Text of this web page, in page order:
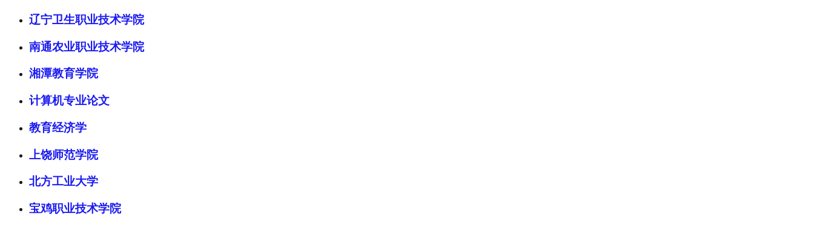
辽宁卫生职业技术学院
南通农业职业技术学院
湘潭教育学院
计算机专业论文
教育经济学
上饶师范学院
北方工业大学
宝鸡职业技术学院